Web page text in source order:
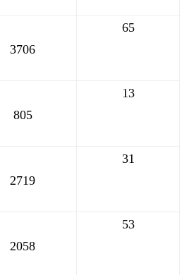
3706
65
805
13
2719
31
2058
53